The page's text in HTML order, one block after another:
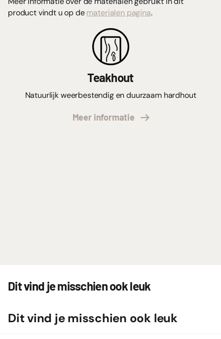
product vindt u op dematerialen pagina.
Teakhout
Natuurlijk weerbestendig en duurzaam hardhout
Meer informatie
Dit vind je misschien ook leuk
Dit vind je misschien ook leuk